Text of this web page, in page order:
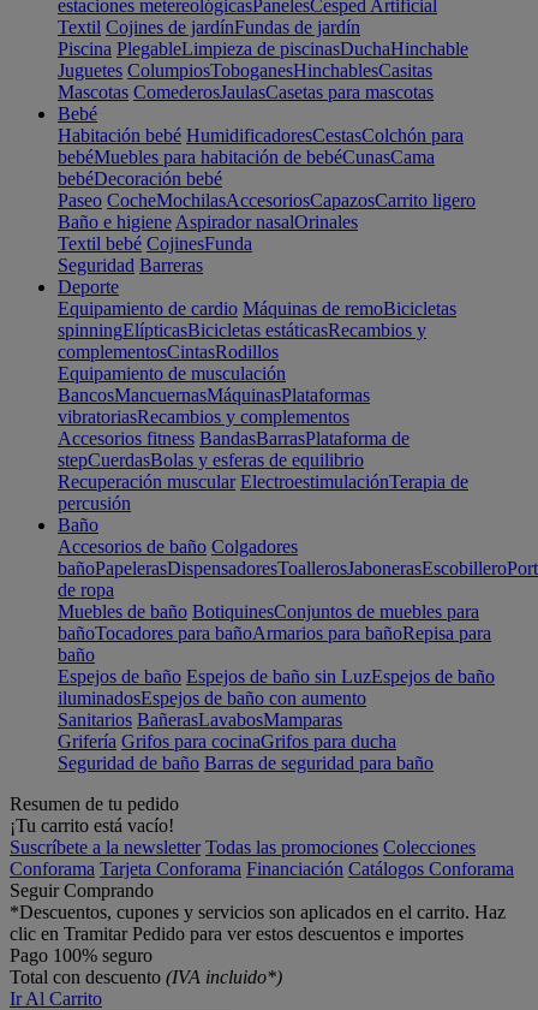
estaciones metereológicasPanelesCesped Artificial
Textil Cojines de jardínFundas de jardín
Piscina PlegableLimpieza de piscinasDuchaHinchable
Juguetes ColumpiosToboganesHinchablesCasitas
Mascotas ComederosJaulasCasetas para mascotas
Bebé
Habitación bebé HumidificadoresCestasColchón para
bebéMuebles para habitación de bebéCunasCama
bebéDecoración bebé
Paseo CocheMochilasAccesoriosCapazosCarrito ligero
Baño e higiene Aspirador nasalOrinales
Textil bebé CojinesFunda
Seguridad Barreras
Deporte
Equipamiento de cardio Máquinas de remoBicicletas
spinningElípticasBicicletas estáticasRecambios y
complementosCintasRodillos
Equipamiento de musculación
BancosMancuernasMáquinasPlataformas
vibratoriasRecambios y complementos
Accesorios fitness BandasBarrasPlataforma de
stepCuerdasBolas y esferas de equilibrio
Recuperación muscular ElectroestimulaciónTerapia de
percusión
Baño
Accesorios de baño Colgadores
bañoPapelerasDispensadoresToallerosJabonerasEscobillero
de ropa
Muebles de baño BotiquinesConjuntos de muebles para
bañoTocadores para bañoArmarios para bañoRepisa para
baño
Espejos de baño Espejos de baño sin LuzEspejos de baño
iluminadosEspejos de baño con aumento
Sanitarios BañerasLavabosMamparas
Grifería Grifos para cocinaGrifos para ducha
Seguridad de baño Barras de seguridad para baño
Resumen de tu pedido
¡Tu carrito está vacío!
Suscríbete a la newsletter Todas las promociones Colecciones
Conforama Tarjeta Conforama Financiación Catálogos Conforama
Seguir Comprando
*Descuentos, cupones y servicios son aplicados en el carrito. Haz
clic en Tramitar Pedido para ver estos descuentos e importes
Pago 100% seguro
Total con descuento (IVA incluido*)
Ir Al Carrito